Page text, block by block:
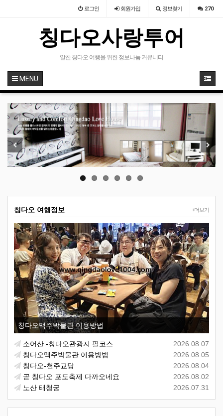
로그인 회원가입 정보찾기 270
칭다오사랑투어
알찬 칭다오 여행을 위한 정보나눔 커뮤니티
MENU
Previous Next
+더보기
칭다오 여행정보
칭다오맥주박물관 이용방법
2026.08.07
소어산 -칭다오관광지 필코스
2026.08.05
칭다오맥주박물관 이용방법
2026.08.04
칭다오-천주교당
2026.08.02
곧 칭다오 포도축제 다까오네요
2026.07.31
노산 태청궁